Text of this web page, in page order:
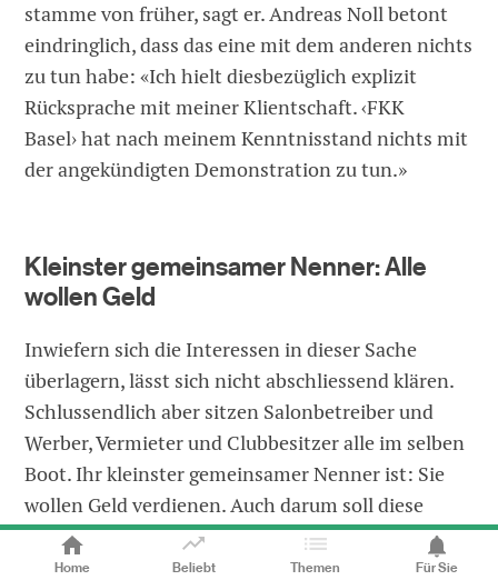
stamme von früher, sagt er. Andreas Noll betont
eindringlich, dass das eine mit dem anderen nichts
zu tun habe: «Ich hielt diesbezüglich explizit
Rücksprache mit meiner Klientschaft. ‹FKK
Basel› hat nach meinem Kenntnisstand nichts mit
der angekündigten Demonstration zu tun.»
Kleinster gemeinsamer Nenner: Alle
wollen Geld
Inwiefern sich die Interessen in dieser Sache
überlagern, lässt sich nicht abschliessend klären.
Schlussendlich aber sitzen Salonbetreiber und
Werber, Vermieter und Clubbesitzer alle im selben
Boot. Ihr kleinster gemeinsamer Nenner ist: Sie
wollen Geld verdienen. Auch darum soll diese
Demonstration stattfinden, damit das Business
endlich zur Ruhe kommt.
Home Beliebt Themen Für Sie